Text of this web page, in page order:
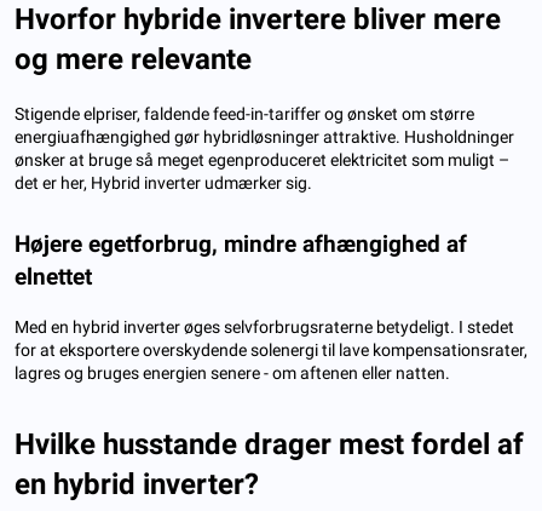
Hvorfor hybride invertere bliver mere
og mere relevante
Stigende elpriser, faldende feed-in-tariffer og ønsket om større
energiuafhængighed gør hybridløsninger attraktive. Husholdninger
ønsker at bruge så meget egenproduceret elektricitet som muligt –
det er her, Hybrid inverter udmærker sig.
Højere egetforbrug, mindre afhængighed af
elnettet
Med en hybrid inverter øges selvforbrugsraterne betydeligt. I stedet
for at eksportere overskydende solenergi til lave kompensationsrater,
lagres og bruges energien senere - om aftenen eller natten.
Hvilke husstande drager mest fordel af
en hybrid inverter?